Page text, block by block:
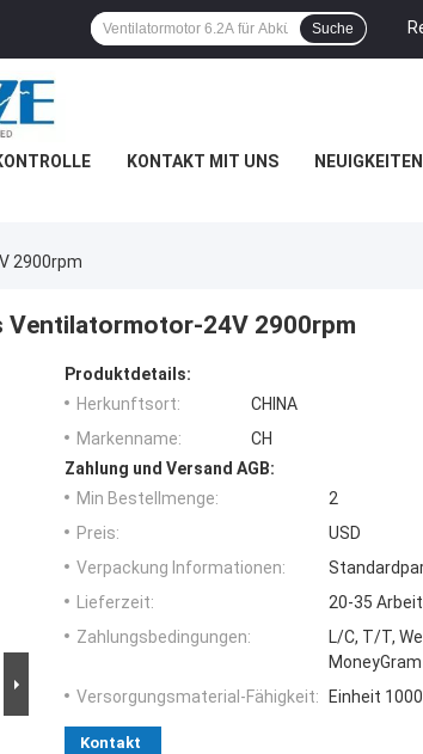
Suche
KONTAKT MIT UNS NEUIGKEITEN
2900rpm
Ventilatormotor-24V 2900rpm
Produktdetails:
Herkunftsort:
CHINA
Markenname:
CH
Zahlung und Versand AGB:
Min Bestellmenge:
2
Preis:
USD
Verpackung Informationen:
Lieferzeit:
20-35
Zahlungsbedingungen:
L/C, T/T,
MoneyGram
Versorgungsmaterial-Fähigkeit:
Einheit 1000
Kontakt